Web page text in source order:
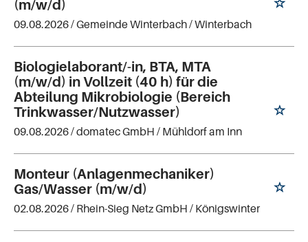
(m/w/d)
09.08.2026 /Gemeinde Winterbach/ Winterbach
Biologielaborant/-in, BTA, MTA
(m/w/d) in Vollzeit (40 h) für die
Abteilung Mikrobiologie (Bereich
Trinkwasser/Nutzwasser)
09.08.2026 /domatec GmbH / Mühldorf am Inn
Monteur (Anlagenmechaniker)
Gas/Wasser (m/w/d)
02.08.2026 / Rhein-Sieg Netz GmbH / Königswinter